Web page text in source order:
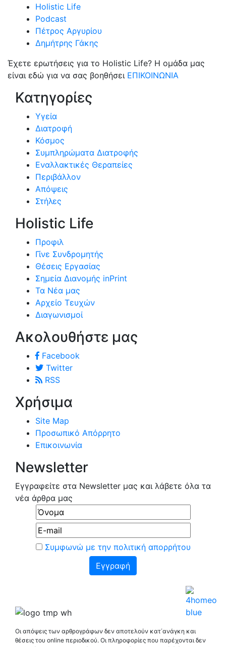
Holistic Life
Podcast
Πέτρος Αργυρίου
Δημήτρης Γάκης
Έχετε ερωτήσεις για το Holistic Life? Η ομάδα μας
είναι εδώ για να σας βοηθήσει ΕΠΙΚΟΙΝΩΝΙΑ
Κατηγορίες
Υγεία
Διατροφή
Κόσμος
Συμπληρώματα Διατροφής
Εναλλακτικές Θεραπείες
Περιβάλλον
Απόψεις
Στήλες
Holistic Life
Προφιλ
Γίνε Συνδρομητής
Θέσεις Εργασίας
Σημεία Διανομής inPrint
Τα Νέα μας
Αρχείο Τευχών
Διαγωνισμοί
Ακολουθήστε μας
Facebook
Twitter
RSS
Χρήσιμα
Site Map
Προσωπικό Απόρρητο
Επικοινωνία
Newsletter
Εγγραφείτε στα Newsletter μας και λάβετε όλα τα
νέα άρθρα μας
Συμφωνώ με την πολιτική απορρήτου
Οι απόψεις των αρθρογράφων δεν αποτελούν κατ΄ανάγκη και
θέσεις του online περιοδικού. Οι πληροφορίες που παρέχονται δεν